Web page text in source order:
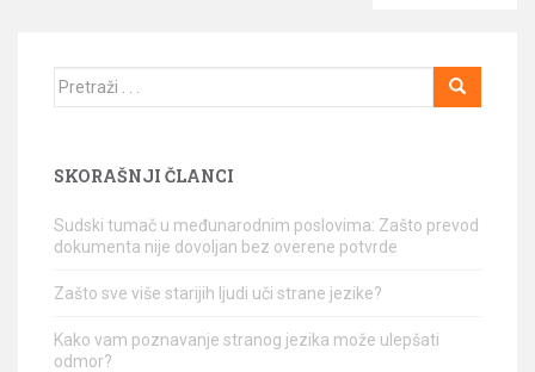
Traži
SKORAŠNJI ČLANCI
Sudski tumač u međunarodnim poslovima: Zašto prevod
dokumenta nije dovoljan bez overene potvrde
Zašto sve više starijih ljudi uči strane jezike?
Kako vam poznavanje stranog jezika može ulepšati
odmor?